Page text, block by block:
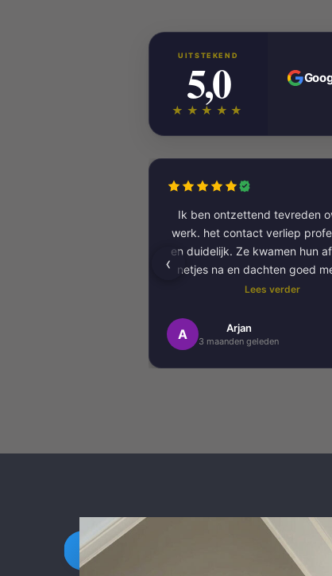
UITSTEKEND
5,0
★★★★★
Ik ben ontzettend tevreden
werk. het contact verliep professioneel
en duidelijk. Ze kwamen hun
netjes na en dachten goed
kleurkeuze en afwerking.
Het schilderwerk zelf is van
kwaliteit uitgevoerd. Alles is
Lees verder
A Arjan
3 maanden geleden
‹